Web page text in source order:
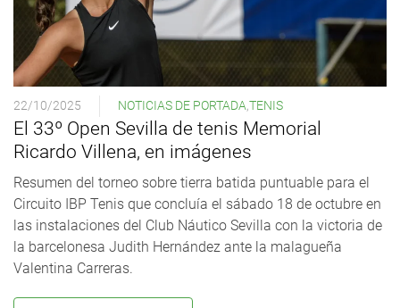
22/10/2025 NOTICIAS DE PORTADA,TENIS
El 33º Open Sevilla de tenis Memorial
Ricardo Villena, en imágenes
Resumen del torneo sobre tierra batida puntuable para el
Circuito IBP Tenis que concluía el sábado 18 de octubre en
las instalaciones del Club Náutico Sevilla con la victoria de
la barcelonesa Judith Hernández ante la malagueña
Valentina Carreras.